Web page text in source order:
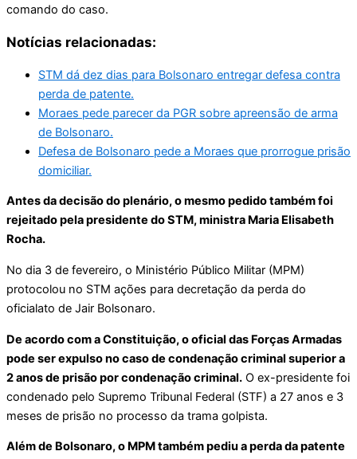
comando do caso.
Notícias relacionadas:
STM dá dez dias para Bolsonaro entregar defesa contra
perda de patente.
Moraes pede parecer da PGR sobre apreensão de arma
de Bolsonaro.
Defesa de Bolsonaro pede a Moraes que prorrogue prisão
domiciliar.
Antes da decisão do plenário, o mesmo pedido também foi
rejeitado pela presidente do STM, ministra Maria Elisabeth
Rocha.
No dia 3 de fevereiro, o Ministério Público Militar (MPM)
protocolou no STM ações para decretação da perda do
oficialato de Jair Bolsonaro.
De acordo com a Constituição, o oficial das Forças Armadas
pode ser expulso no caso de condenação criminal superior a
2 anos de prisão por condenação criminal. O ex-presidente foi
condenado pelo Supremo Tribunal Federal (STF) a 27 anos e 3
meses de prisão no processo da trama golpista.
Além de Bolsonaro, o MPM também pediu a perda da patente